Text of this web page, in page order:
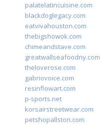
palatelatincuisine.com
blackdoglegacy.com
eatvivahouston.com
thebigshowok.com
chimeandstave.com
greatwallseafoodny.com
theloverose.com
gabriovoice.com
resinflowart.com
p-sports.net
korsairstreetwear.com
petshopallston.com